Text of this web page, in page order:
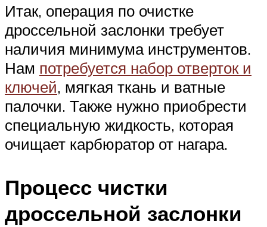
Итак, операция по очистке
дроссельной заслонки требует
наличия минимума инструментов.
Нам потребуется набор отверток и
ключей, мягкая ткань и ватные
палочки. Также нужно приобрести
специальную жидкость, которая
очищает карбюратор от нагара.
Процесс чистки
дроссельной заслонки